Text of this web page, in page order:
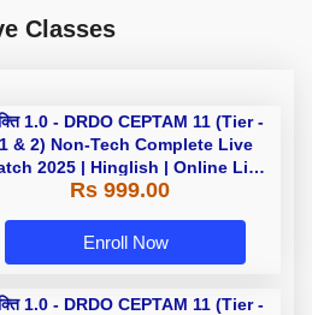
Classes
1.0 - DRDO CEPTAM 11 (Tier -
1 & 2) Non-Tech Complete Live
2025 | Hinglish | Online Live
Classes by Adda 247
Rs 999.00
Enroll Now
CEPTAM 11 (Tier -